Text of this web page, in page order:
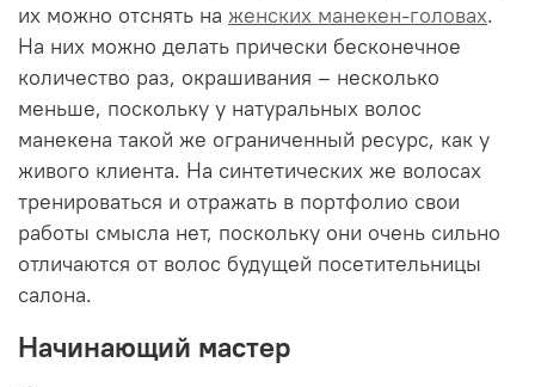
их можно отснять на женских манекен-головах.
На них можно делать прически бесконечное
количество раз, окрашивания – несколько
меньше, поскольку у натуральных волос
манекена такой же ограниченный ресурс, как у
живого клиента. На синтетических же волосах
тренироваться и отражать в портфолио свои
работы смысла нет, поскольку они очень сильно
отличаются от волос будущей посетительницы
салона.
Начинающий мастер